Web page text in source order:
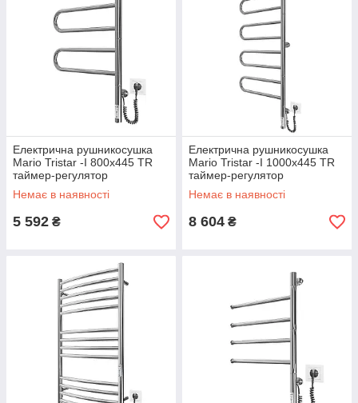
Електрична рушникосушка
Mario Tristar -I 800x445 TR
таймер-регулятор
Немає в наявності
5 592 ₴
Електрична рушникосушка
Mario Tristar -I 1000х445 TR
таймер-регулятор
Немає в наявності
8 604 ₴